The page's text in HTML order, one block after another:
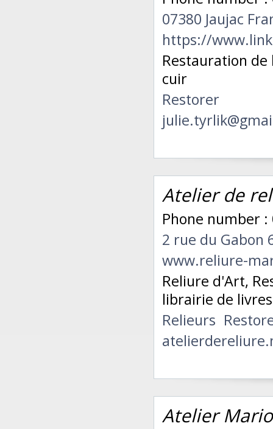
07380 Jaujac
https://
Restauration
cuir
Restorer
Atelier de
Phone number :
2 rue du Gabon
www.reliure-
Reliure d'Art,
librairie de
Relieurs
Atelier